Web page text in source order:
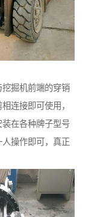
掘机前端的穿销
连接即可使用，
在各种牌子型号
操作即可，真正